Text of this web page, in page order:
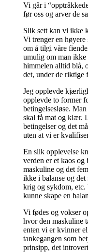
Vi går i
før oss og arver de
Slik sett kan vi ikke
Vi trenger en høyere
om å tilgi våre
umulig om man ikke
himmelen alltid blå,
det, under de riktige
Jeg opplevde
opplevde to former
betingelsesløse.
skal få mat og klær.
betingelser og det
uten at vi er
En slik opplevelse
verden er et kaos
maskuline og det
ikke i balanse og
krig og sykdom, etc.
kunne skape en
Vi fødes og vokser
hvor den maskuline
enten vi er kvinner
tankegangen som
prinsipp, det